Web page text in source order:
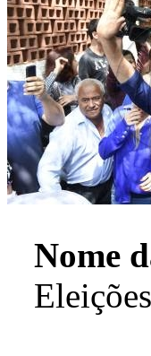
Nome